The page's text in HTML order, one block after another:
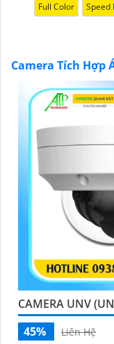
Full Color Speed
Camera Tích Hợp
CAMERA UNV
45%
Liên Hệ